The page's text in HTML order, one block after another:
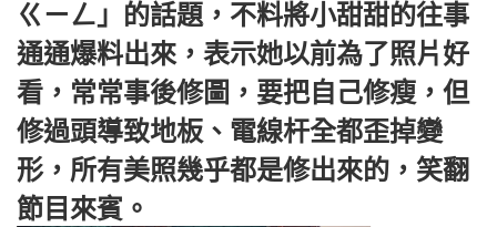
ㄍㄧㄥ」的話題，不料將小甜甜的往事
通通爆料出來，表示她以前為了照片好
看，常常事後修圖，要把自己修瘦，但
修過頭導致地板、電線杆全都歪掉變
形，所有美照幾乎都是修出來的，笑翻
節目來賓。